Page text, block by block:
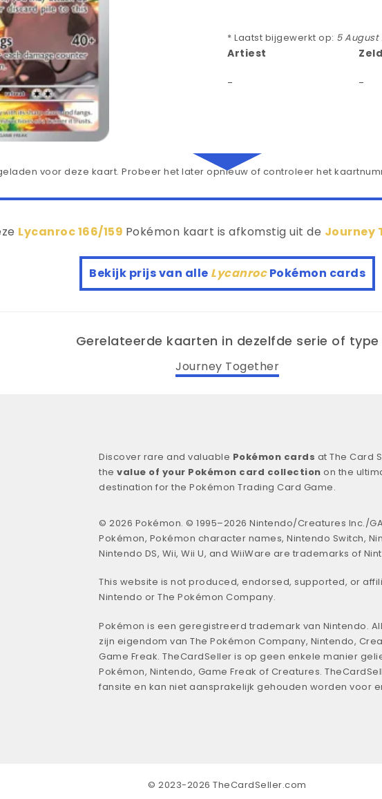
* Laatst bijgewerkt op: 5 August
Artiest
- -
voor deze kaart. Probeer het later opnieuw of controleer het
Lycanroc 166/159 Pokémon kaart is afkomstig uit de Journey
Bekijk prijs van alle LycanrocPokémon cards
Gerelateerde kaarten in dezelfde serie of type
Journey Together
Discover rare and valuable Pokémon cards at The Card
the value of your Pokémon card collection on the
destination for the Pokémon Trading Card Game.
© 2026 Pokémon. © 1995–2026 Nintendo/Creatures Inc./
Pokémon, Pokémon character names, Nintendo Switch,
Nintendo DS, Wii, Wii U, and WiiWare are trademarks of
This website is not produced, endorsed, supported, or
Nintendo or The Pokémon Company.
Pokémon is een geregistreerd trademark van Nintendo.
zijn eigendom van The Pokémon Company, Nintendo,
Game Freak. TheCardSeller is op geen enkele manier
Pokémon, Nintendo, Game Freak of Creatures.
fansite en kan niet aansprakelijk gehouden worden voor
© 2023-2026 TheCardSeller.com